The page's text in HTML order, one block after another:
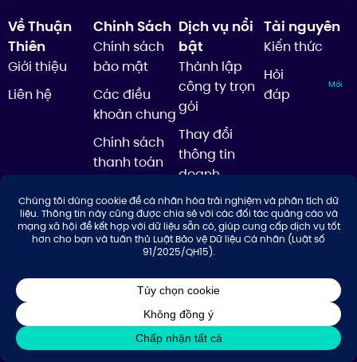
Về Thuận
Thiên
Giới thiệu
Liên hệ
Chính Sách
Chính sách
bảo mật
Các điều
khoản chung
Chính sách
thanh toán
nội dung
Sitemaps
Dịch vụ nổi
bật
Thành lập
công ty trọn
gói
Thay đổi
thông tin
doanh
nghiệp
Báo cáo,
quyết toán
thuế cuối
năm
Kế
toán
thuế
Nổi bật
Tài nguyên
Kiến thức
Hỏi
đáp
Mới